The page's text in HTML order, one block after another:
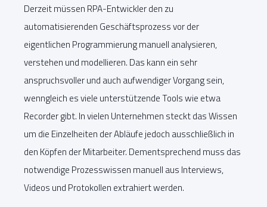
Derzeit müssen RPA-Entwickler den zu
automatisierenden Geschäftsprozess vor der
eigentlichen Programmierung manuell analysieren,
verstehen und modellieren. Das kann ein sehr
anspruchsvoller und auch aufwendiger Vorgang sein,
wenngleich es viele unterstützende Tools wie etwa
Recorder gibt. In vielen Unternehmen steckt das Wissen
um die Einzelheiten der Abläufe jedoch ausschließlich in
den Köpfen der Mitarbeiter. Dementsprechend muss das
notwendige Prozesswissen manuell aus Interviews,
Videos und Protokollen extrahiert werden.